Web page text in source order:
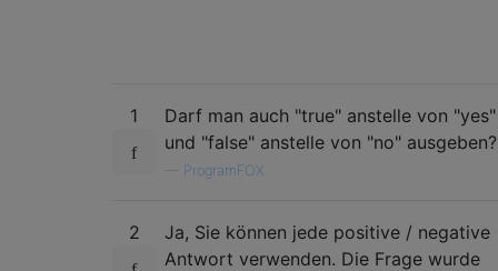
1
Darf man auch "true" anstelle von "yes"
und "false" anstelle von "no" ausgeben?
ProgramFOX
2
Ja, Sie können jede positive / negative
Antwort verwenden. Die Frage wurde